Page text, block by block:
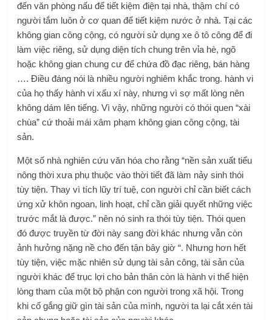
đến văn phòng nấu để tiết kiệm điện tại nhà, thậm chí có
người tắm luôn ở cơ quan để tiết kiệm nước ở nhà. Tại các
không gian công cộng, có người sử dụng xe ô tô công để đi
làm việc riêng, sử dụng diện tích chung trên vỉa hè, ngõ
hoặc không gian chung cư để chứa đồ đạc riêng, bán hàng
…. Điều đáng nói là nhiều người nghiêm khắc trong. hành vi
của họ thấy hành vi xấu xí này, nhưng vì sợ mất lòng nên
không dám lên tiếng. Vì vậy, những người có thói quen “xài
chùa” cứ thoải mái xâm phạm không gian công cộng, tài
sản.
Một số nhà nghiên cứu văn hóa cho rằng “nền sản xuất tiểu
nông thời xưa phụ thuộc vào thời tiết đã làm nảy sinh thói
tùy tiện. Thay vì tích lũy trí tuệ, con người chỉ cần biết cách
ứng xử khôn ngoan, linh hoạt, chỉ cần giải quyết những việc
trước mắt là được.” nên nó sinh ra thói tùy tiện. Thói quen
đó được truyền từ đời này sang đời khác nhưng vẫn còn
ảnh hưởng nặng nề cho đến tận bây giờ “. Nhưng hơn hết
tùy tiện, việc mặc nhiên sử dụng tài sản công, tài sản của
người khác để trục lợi cho bản thân còn là hành vi thể hiện
lòng tham của một bộ phận con người trong xã hội. Trong
khi cố gắng giữ gìn tài sản của mình, người ta lại cắt xén tài